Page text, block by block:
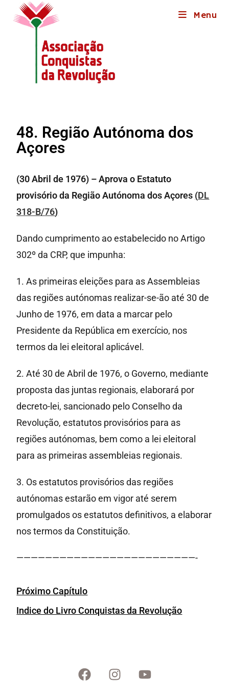
Menu
48. Região Autónoma dos
Açores
(30 Abril de 1976) – Aprova o Estatuto
provisório da Região Autónoma dos Açores (DL
318-B/76)
Dando cumprimento ao estabelecido no Artigo
302º da CRP, que impunha:
1. As primeiras eleições para as Assembleias
das regiões autónomas realizar-se-ão até 30 de
Junho de 1976, em data a marcar pelo
Presidente da República em exercício, nos
termos da lei eleitoral aplicável.
2. Até 30 de Abril de 1976, o Governo, mediante
proposta das juntas regionais, elaborará por
decreto-lei, sancionado pelo Conselho da
Revolução, estatutos provisórios para as
regiões autónomas, bem como a lei eleitoral
para as primeiras assembleias regionais.
3. Os estatutos provisórios das regiões
autónomas estarão em vigor até serem
promulgados os estatutos definitivos, a elaborar
nos termos da Constituição.
—————————————————————————-
Próximo Capítulo
Indice do Livro Conquistas da Revolução